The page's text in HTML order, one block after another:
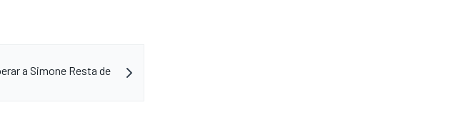
a Simone Resta de